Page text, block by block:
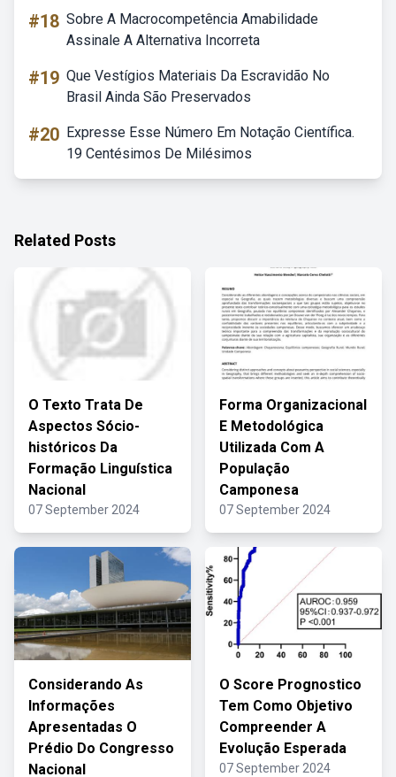
#18 Sobre A Macrocompetência Amabilidade
Assinale A Alternativa Incorreta
#19 Que Vestígios Materiais Da Escravidão No
Brasil Ainda São Preservados
#20 Expresse Esse Número Em Notação Científica.
19 Centésimos De Milésimos
Related Posts
O Texto Trata De
Aspectos Sócio-
históricos Da
Formação Linguística
Nacional
07 September 2024
Forma Organizacional
E Metodológica
Utilizada Com A
População
Camponesa
07 September 2024
Considerando As
Informações
Apresentadas O
Prédio Do Congresso
Nacional
O Score Prognostico
Tem Como Objetivo
Compreender A
Evolução Esperada
07 September 2024